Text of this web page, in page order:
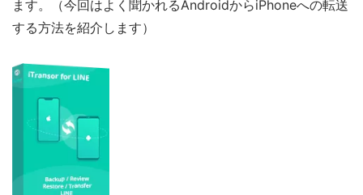
ます。（今回はよく聞かれるAndroidからiPhoneへの転送
する方法を紹介します）